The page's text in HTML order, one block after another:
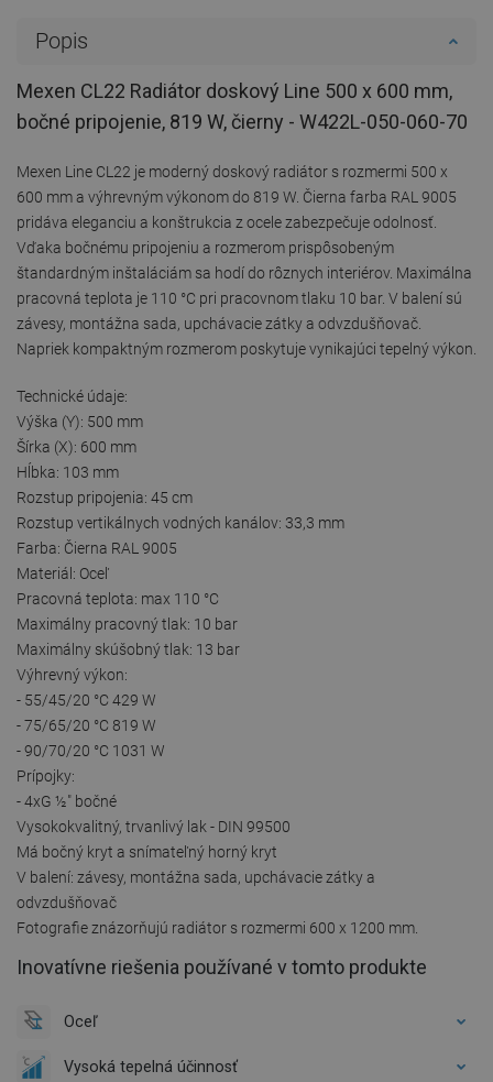
Popis
Mexen CL22 Radiátor doskový Line 500 x 600 mm,
bočné pripojenie, 819 W, čierny - W422L-050-060-70
Mexen Line CL22 je moderný doskový radiátor s rozmermi 500 x
600 mm a výhrevným výkonom do 819 W. Čierna farba RAL 9005
pridáva eleganciu a konštrukcia z ocele zabezpečuje odolnosť.
Vďaka bočnému pripojeniu a rozmerom prispôsobeným
štandardným inštaláciám sa hodí do rôznych interiérov. Maximálna
pracovná teplota je 110 °C pri pracovnom tlaku 10 bar. V balení sú
závesy, montážna sada, upchávacie zátky a odvzdušňovač.
Napriek kompaktným rozmerom poskytuje vynikajúci tepelný výkon.
Technické údaje:
Výška (Y): 500 mm
Šírka (X): 600 mm
Hĺbka: 103 mm
Rozstup pripojenia: 45 cm
Rozstup vertikálnych vodných kanálov: 33,3 mm
Farba: Čierna RAL 9005
Materiál: Oceľ
Pracovná teplota: max 110 °C
Maximálny pracovný tlak: 10 bar
Maximálny skúšobný tlak: 13 bar
Výhrevný výkon:
- 55/45/20 °C 429 W
- 75/65/20 °C 819 W
- 90/70/20 °C 1031 W
Prípojky:
- 4xG ½″ bočné
Vysokokvalitný, trvanlivý lak - DIN 99500
Má bočný kryt a snímateľný horný kryt
V balení: závesy, montážna sada, upchávacie zátky a
odvzdušňovač
Fotografie znázorňujú radiátor s rozmermi 600 x 1200 mm.
Inovatívne riešenia používané v tomto produkte
Oceľ
Vysoká tepelná účinnosť